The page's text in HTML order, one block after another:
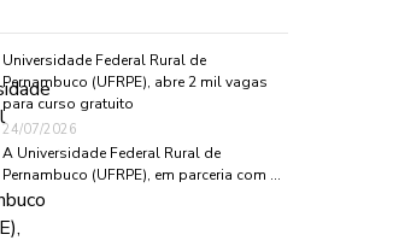
Universidade Federal Rural de
Pernambuco (UFRPE), abre 2 mil vagas
para curso gratuito
24/07/2026
A Universidade Federal Rural de
Pernambuco (UFRPE), em parceria com …